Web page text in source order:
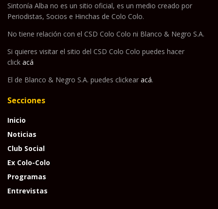
Sintonía Alba no es un sitio oficial, es un medio creado por
Periodistas, Socios e Hinchas de Colo Colo.
No tiene relación con el CSD Colo Colo ni Blanco & Negro S.A.
Si quieres visitar el sitio del CSD Colo Colo puedes hacer
click acá
El de Blanco & Negro S.A. puedes clickear acá.
Secciones
Inicio
Noticias
Club Social
Ex Colo-Colo
Programas
Entrevistas